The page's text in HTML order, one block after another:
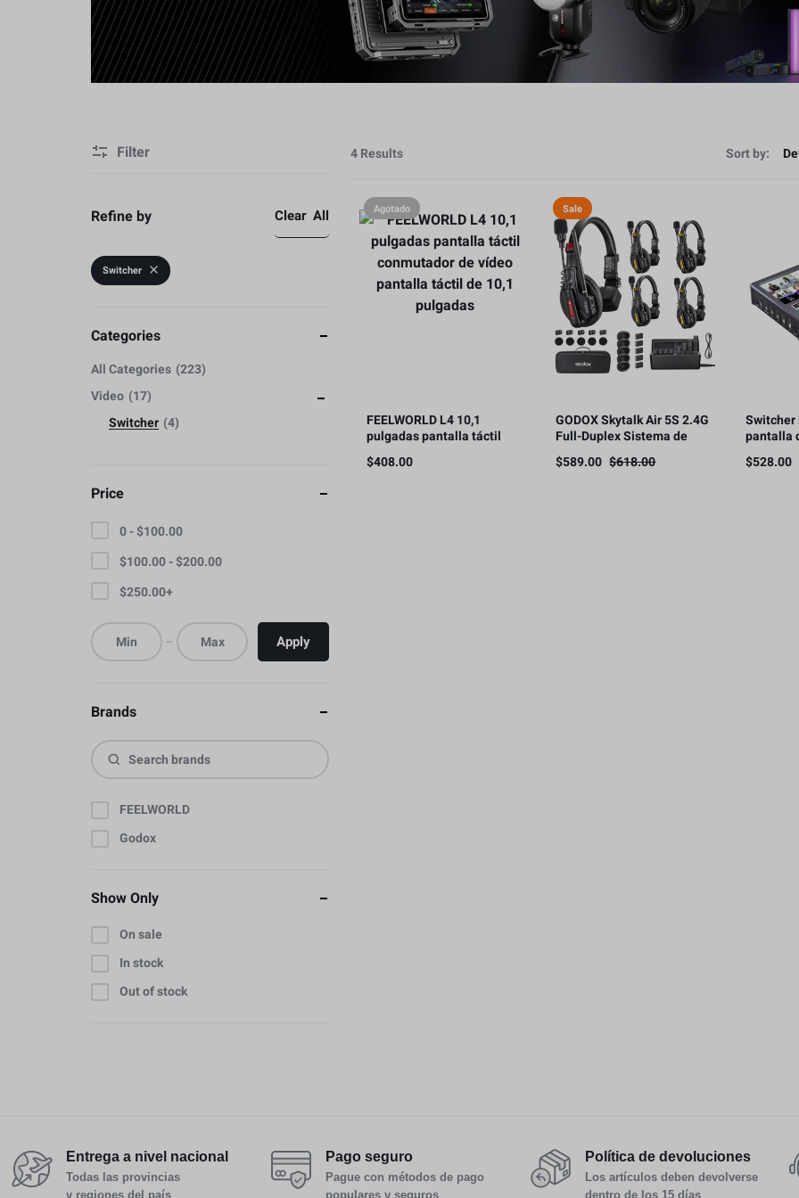
Video
Cámaras y Lentes
Estabilización
4 Results Sort by:
Agotado
FEELWORLD L4 10,1
pulgadas pantalla táctil
conmutador de vídeo
pantalla táctil de 10,1
$408.00
Sale
GODOX Skytalk Air 5S 2.4G
Full-Duplex Sistema de
intercomunicación
$618.00
$589.00
Switcher
pantalla
$528.00
Filter
Refine by Clear All
Switcher
Categories
All Categories 223
Video 17
Switcher 4
Price
0 -$100.00
$100.00-$200.00
$250.00+
Apply
Brands
FEELWORLD
Godox
Show Only
On sale
In stock
Out of stock
Entrega a nivel nacional
Todas las provincias
y regiones del país
Pago seguro
Pague con métodos de pago
populares y seguros
Política de devoluciones
Los artículos deben devolverse
dentro de los 15 días